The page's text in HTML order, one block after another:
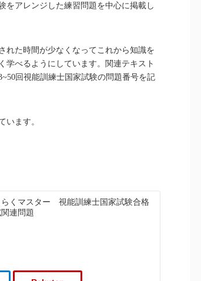
をアレンジした練習問題を中心に掲載し
れた時間が少なくなってこれから知識を
学べるようにしています。関連テキスト
回視能訓練士国家試験の問題番号を記
います。
らくマスター 視能訓練士国家試験合格
連問題